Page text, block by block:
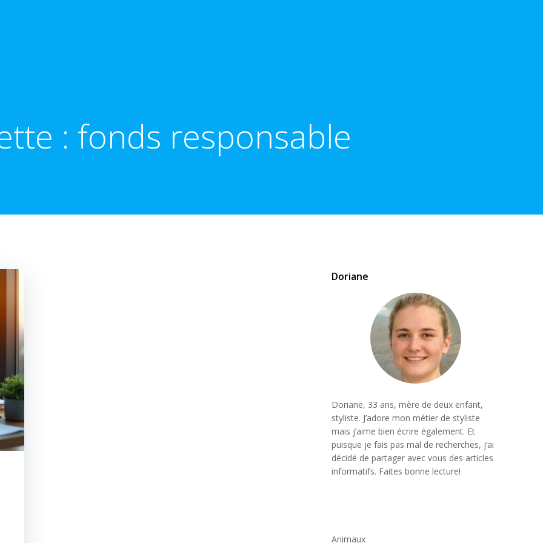
: fonds responsable
Doriane
Doriane, 33 ans, mère de deux enfant,
styliste. J’adore mon métier de styliste
mais j’aime bien écrire également. Et
puisque je fais pas mal de recherches, j’ai
décidé de partager avec vous des articles
informatifs. Faites bonne lecture!
Animaux